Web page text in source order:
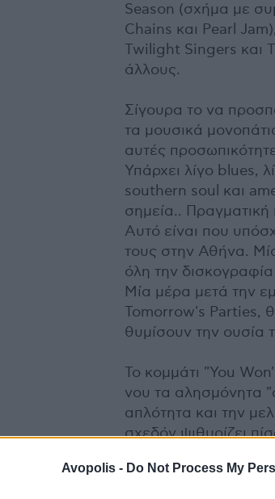
Avopolis - Do Not Process My
Season (σχήμα με
Chains και Pearl
Twilight Singers και
άλλους.
Σίγουρα το να
τα μουσικά
αυτές
Υπάρχει λίγο blues,
southern soul και
σημεία.. Πραγματική
Αυτό είναι που
τους στην Αθήνα.
όλη την
Μία μέρα μετά την
Tomorrow's Parties,
θυμίσουν την ουσία
Το κομμάτι "You
νου τα αλησμόνητα
απλότητα και την
σχεδόν ψιθυρίζει